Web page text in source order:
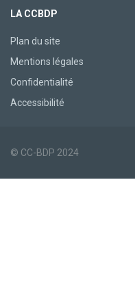
LA CCBDP
Plan du site
Mentions légales
Confidentialité
Accessibilité
© CC-BDP 2024